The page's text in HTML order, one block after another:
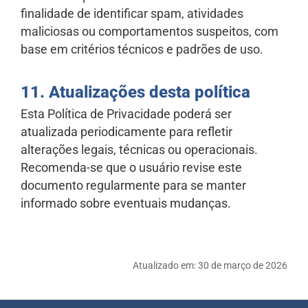
finalidade de identificar spam, atividades
maliciosas ou comportamentos suspeitos, com
base em critérios técnicos e padrões de uso.
11. Atualizações desta política
Esta Política de Privacidade poderá ser
atualizada periodicamente para refletir
alterações legais, técnicas ou operacionais.
Recomenda-se que o usuário revise este
documento regularmente para se manter
informado sobre eventuais mudanças.
Atualizado em:30 de março de 2026